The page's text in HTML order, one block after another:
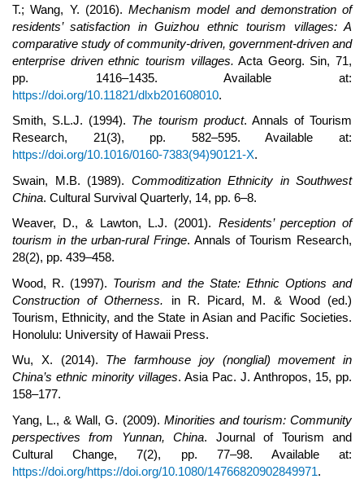
T.; Wang, Y. (2016). Mechanism model and demonstration of
residents’ satisfaction in Guizhou ethnic tourism villages: A
comparative study of community-driven, government-driven and
enterprise driven ethnic tourism villages. Acta Georg. Sin, 71,
pp. 1416–1435. Available at:
https://doi.org/10.11821/dlxb201608010.
Smith, S.L.J. (1994). The tourism product. Annals of Tourism
Research, 21(3), pp. 582–595. Available at:
https://doi.org/10.1016/0160-7383(94)90121-X.
Swain, M.B. (1989). Commoditization Ethnicity in Southwest
China. Cultural Survival Quarterly, 14, pp. 6–8.
Weaver, D., & Lawton, L.J. (2001). Residents’ perception of
tourism in the urban-rural Fringe. Annals of Tourism Research,
28(2), pp. 439–458.
Wood, R. (1997). Tourism and the State: Ethnic Options and
Construction of Otherness. in R. Picard, M. & Wood (ed.)
Tourism, Ethnicity, and the State in Asian and Pacific Societies.
Honolulu: University of Hawaii Press.
Wu, X. (2014). The farmhouse joy (nonglial) movement in
China’s ethnic minority villages. Asia Pac. J. Anthropos, 15, pp.
158–177.
Yang, L., & Wall, G. (2009). Minorities and tourism: Community
perspectives from Yunnan, China. Journal of Tourism and
Cultural Change, 7(2), pp. 77–98. Available at:
https://doi.org/https://doi.org/10.1080/14766820902849971.